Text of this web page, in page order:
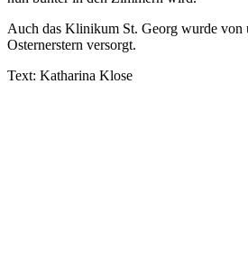
Auch das Klinikum St. Georg wurde von
Osternerstern versorgt.
Text: Katharina Klose